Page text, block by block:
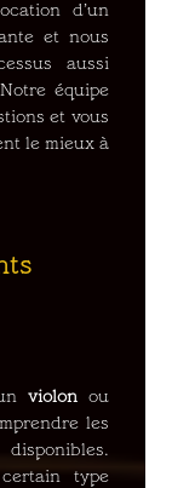
d’un
et nous
aussi
équipe
et vous
le mieux à
violon
ou
les
type